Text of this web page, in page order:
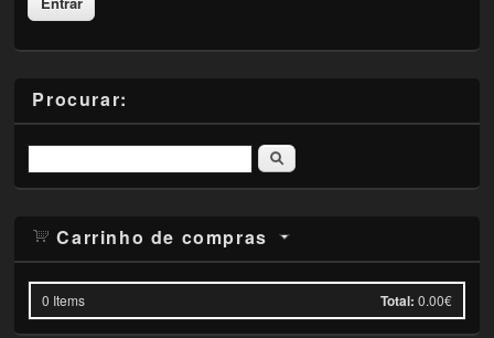
Procurar:
Pesquisar
Carrinho de compras
0 Items Total: 0.00€